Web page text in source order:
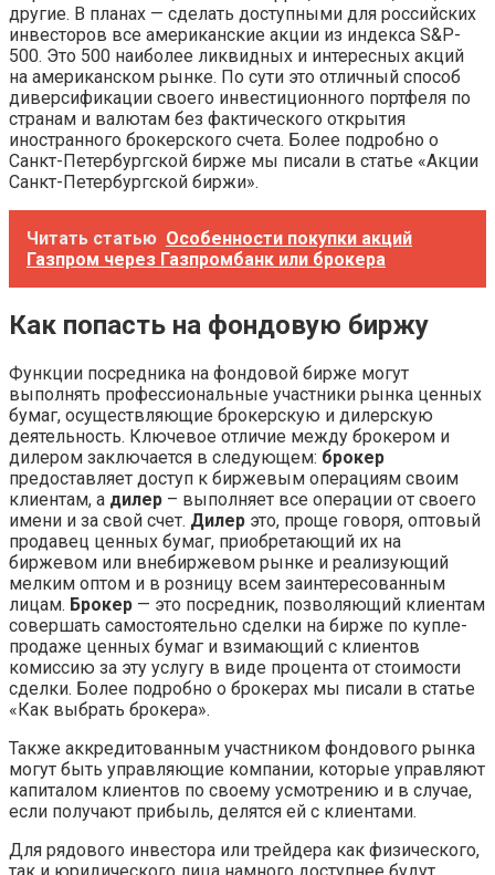
другие. В планах — сделать доступными для российских
инвесторов все американские акции из индекса S&P-
500. Это 500 наиболее ликвидных и интересных акций
на американском рынке. По сути это отличный способ
диверсификации своего инвестиционного портфеля по
странам и валютам без фактического открытия
иностранного брокерского счета. Более подробно о
Санкт-Петербургской бирже мы писали в статье «Акции
Санкт-Петербургской биржи».
Читать статью Особенности покупки акций
Газпром через Газпромбанк или брокера
Как попасть на фондовую биржу
Функции посредника на фондовой бирже могут
выполнять профессиональные участники рынка ценных
бумаг, осуществляющие брокерскую и дилерскую
деятельность. Ключевое отличие между брокером и
дилером заключается в следующем: брокер
предоставляет доступ к биржевым операциям своим
клиентам, а дилер – выполняет все операции от своего
имени и за свой счет. Дилер это, проще говоря, оптовый
продавец ценных бумаг, приобретающий их на
биржевом или внебиржевом рынке и реализующий
мелким оптом и в розницу всем заинтересованным
лицам. Брокер — это посредник, позволяющий клиентам
совершать самостоятельно сделки на бирже по купле-
продаже ценных бумаг и взимающий с клиентов
комиссию за эту услугу в виде процента от стоимости
сделки. Более подробно о брокерах мы писали в статье
«Как выбрать брокера».
Также аккредитованным участником фондового рынка
могут быть управляющие компании, которые управляют
капиталом клиентов по своему усмотрению и в случае,
если получают прибыль, делятся ей с клиентами.
Для рядового инвестора или трейдера как физического,
так и юридического лица намного доступнее будут